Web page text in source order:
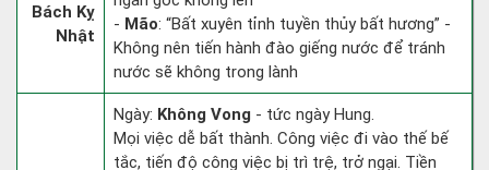
Bách Kỵ
Nhật
- Mão: “Bất xuyên tỉnh tuyền thủy bất hương” -
Không nên tiến hành đào giếng nước để tránh
nước sẽ không trong lành
Ngày: Không Vong - tức ngày Hung.
Mọi việc dễ bất thành. Công việc đi vào thế bế
tắc, tiến độ công việc bị trì trệ, trở ngại. Tiền